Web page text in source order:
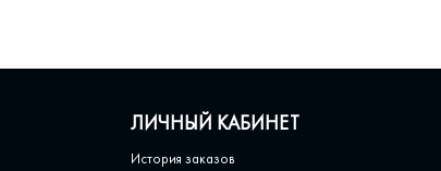
ЛИЧНЫЙ КАБИНЕТ
История заказов